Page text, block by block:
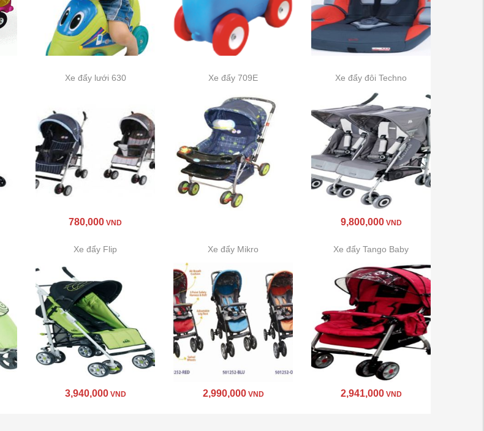
Xe đẩy lưới 630
780,000 VND
Xe đẩy 709E Xe đẩy đôi Techno
9,800,000 VND
Xe đẩy Flip
3,940,000 VND
Xe đẩy Mikro
2,990,000 VND
Xe đẩy Tango Baby
2,941,000 VND